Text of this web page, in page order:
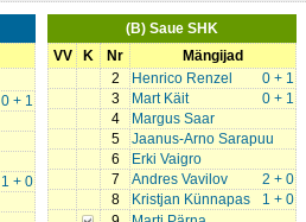
0 + 1
1 + 0
(B) Saue SHK
VV
K Nr
Mängijad
2
0 + 1
Henrico Renzel
3
0 + 1
Mart Käit
4
Margus Saar
5
Jaanus-Arno Sarapuu
6
Erki Vaigro
7
2 + 0
Andres Vavilov
8
1 + 0
Kristjan Künnapas